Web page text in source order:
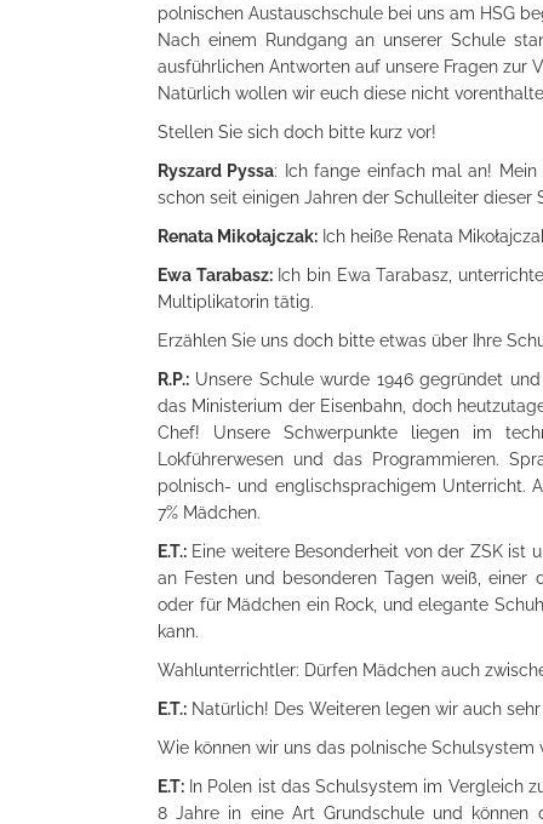
polnischen Austauschschule bei uns am HSG
Nach einem Rundgang an unserer Schule
ausführlichen Antworten auf unsere Fragen zur
Natürlich wollen wir euch diese nicht
Stellen Sie sich doch bitte kurz vor!
Ryszard Pyssa: Ich fange einfach mal an!
schon seit einigen Jahren der Schulleiter dieser
Renata Mikołajczak: Ich heiße Renata
Ewa Tarabasz:Ich bin Ewa Tarabasz,
Multiplikatorin tätig.
Erzählen Sie uns doch bitte etwas über Ihre
R.P.: Unsere Schule wurde 1946 gegründet
das Ministerium der Eisenbahn, doch
Chef! Unsere Schwerpunkte liegen im
Lokführerwesen und das Programmieren.
polnisch- und englischsprachigem Unterricht.
7% Mädchen.
E.T.: Eine weitere Besonderheit von der ZSK ist
an Festen und besonderen Tagen weiß, einer
oder für Mädchen ein Rock, und elegante
kann.
Wahlunterrichtler: Dürfen Mädchen auch
E.T.: Natürlich! Des Weiteren legen wir auch
Wie können wir uns das polnische Schulsystem
E.T: In Polen ist das Schulsystem im Vergleich
8 Jahre in eine Art Grundschule und können